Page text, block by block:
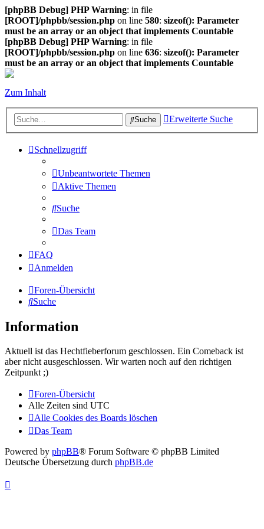
[phpBB Debug] PHP Warning: in file
[ROOT]/phpbb/session.php on line 580: sizeof(): Parameter
must be an array or an object that implements Countable
[phpBB Debug] PHP Warning: in file
[ROOT]/phpbb/session.php on line 636: sizeof(): Parameter
must be an array or an object that implements Countable
Zum Inhalt
Suche Erweiterte Suche
Schnellzugriff
Unbeantwortete Themen
Aktive Themen
Suche
Das Team
FAQ
Anmelden
Foren-Übersicht
Suche
Information
Aktuell ist das Hechtfieberforum geschlossen. Ein Comeback ist
aber nicht ausgeschlossen. Wir warten noch auf den richtigen
Zeitpunkt ;)
Foren-Übersicht
Alle Zeiten sind UTC
Alle Cookies des Boards löschen
Das Team
Powered by phpBB® Forum Software © phpBB Limited
Deutsche Übersetzung durch phpBB.de